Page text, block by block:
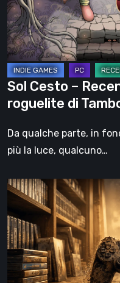
1.0
del
roguelite
di
Tambouille
Sol Cesto –
roguelite di
Da qualche parte, in
più la luce, qualcuno…
Il
futuro
del
formato
fisico